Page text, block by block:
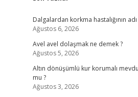
Sidebar
Dalgalardan korkma hastalığının
Ağustos 6, 2026
Avel avel dolaşmak ne demek ?
Ağustos 5, 2026
Altın dönüşümlü kur korumalı
mu ?
Ağustos 3, 2026